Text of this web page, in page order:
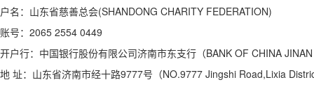
户名： 山东省慈善总会(SHANDONG CHARITY FEDERATION)
账号： 2065 2554 0449
开户行： 中国银行股份有限公司济南市东支行（BANK OF CHINA
地 址： 山东省济南市经十路9777号（NO.9777 Jingshi Road,Lixia